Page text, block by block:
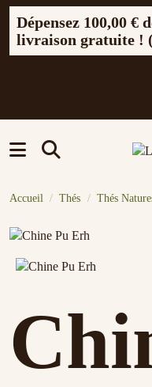
Dépensez 100,00 €
livraison gratuite !
Accueil Thés Thés